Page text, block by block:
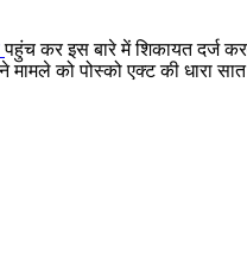
पहुंच कर इस बारे में शिकायत दर्ज
को पोस्को एक्ट की धारा सात